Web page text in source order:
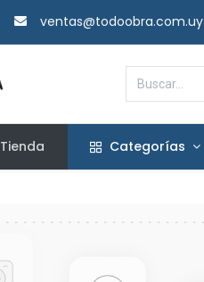
ventas@todoobra.com.uy
Tienda Categorías